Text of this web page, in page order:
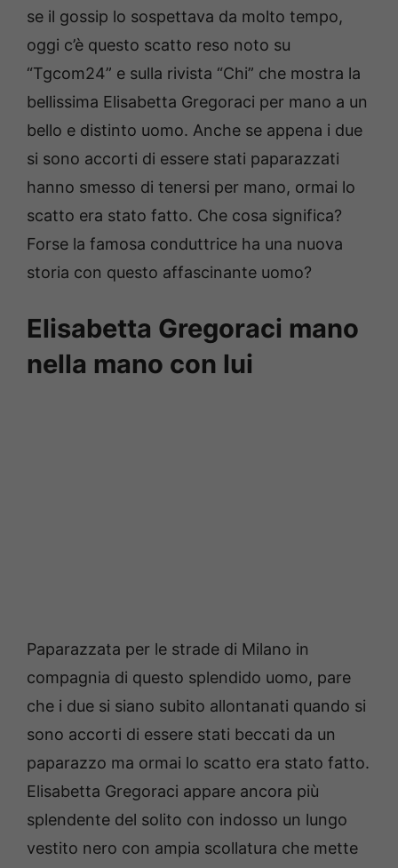
se il gossip lo sospettava da molto tempo,
oggi c’è questo scatto reso noto su
“Tgcom24” e sulla rivista “Chi” che mostra la
bellissima Elisabetta Gregoraci per mano a un
bello e distinto uomo. Anche se appena i due
si sono accorti di essere stati paparazzati
hanno smesso di tenersi per mano, ormai lo
scatto era stato fatto. Che cosa significa?
Forse la famosa conduttrice ha una nuova
storia con questo affascinante uomo?
Elisabetta Gregoraci mano
nella mano con lui
Paparazzata per le strade di Milano in
compagnia di questo splendido uomo, pare
che i due si siano subito allontanati quando si
sono accorti di essere stati beccati da un
paparazzo ma ormai lo scatto era stato fatto.
Elisabetta Gregoraci appare ancora più
splendente del solito con indosso un lungo
vestito nero con ampia scollatura che mette